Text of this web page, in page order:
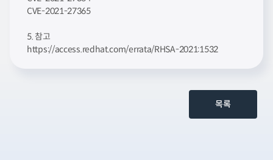
CVE-2021-27365
5. 참고
https://access.redhat.com/errata/RHSA-2021:1532
목록